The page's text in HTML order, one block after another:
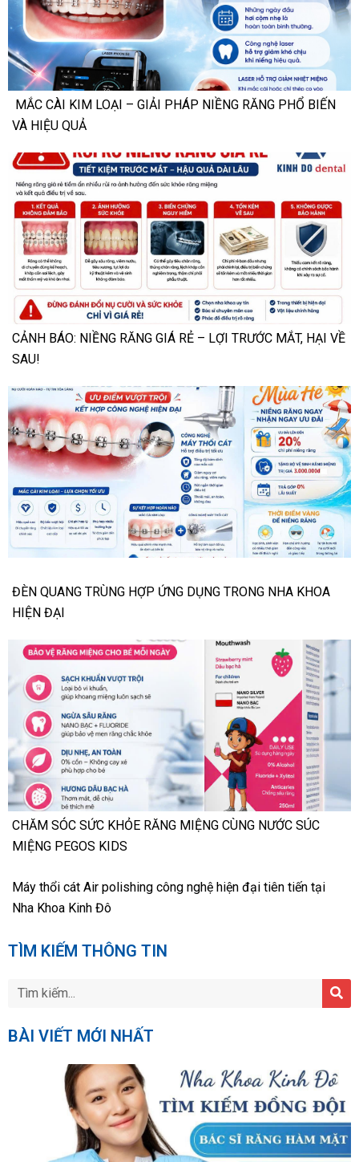
MẮC CÀI KIM LOẠI – GIẢI PHÁP NIỀNG RĂNG PHỔ BIẾN
VÀ HIỆU QUẢ
CẢNH BÁO: NIỀNG RĂNG GIÁ RẺ – LỢI TRƯỚC MẮT, HẠI VỀ
SAU!
ĐÈN QUANG TRÙNG HỢP ỨNG DỤNG TRONG NHA KHOA
HIỆN ĐẠI
CHĂM SÓC SỨC KHỎE RĂNG MIỆNG CÙNG NƯỚC SÚC
MIỆNG PEGOS KIDS
Máy thổi cát Air polishing công nghệ hiện đại tiên tiến tại
Nha Khoa Kinh Đô
TÌM KIẾM THÔNG TIN
BÀI VIẾT MỚI NHẤT